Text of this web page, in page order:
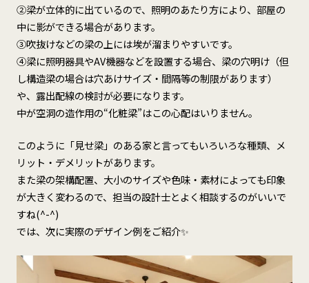
②梁が立体的に出ているので、照明のあたり方により、部屋の
中に影ができる場合があります。
③吹抜けなどの梁の上には埃が溜まりやすいです。
④梁に照明器具やAV機器などを設置する場合、梁の穴明け（但
し構造梁の場合は穴あけサイズ・間隔等の制限があります）
や、露出配線の検討が必要になります。
中が空洞の造作用の“化粧梁”はこの心配はいりません。
このように「見せ梁」のある家と言ってもいろいろな種類、メ
リット・デメリットがあります。
また梁の架構配置、大小のサイズや色味・素材によっても印象
が大きく変わるので、担当の設計士とよく相談するのがいいで
すね(^-^)
では、次に実際のデザイン例をご紹介✨